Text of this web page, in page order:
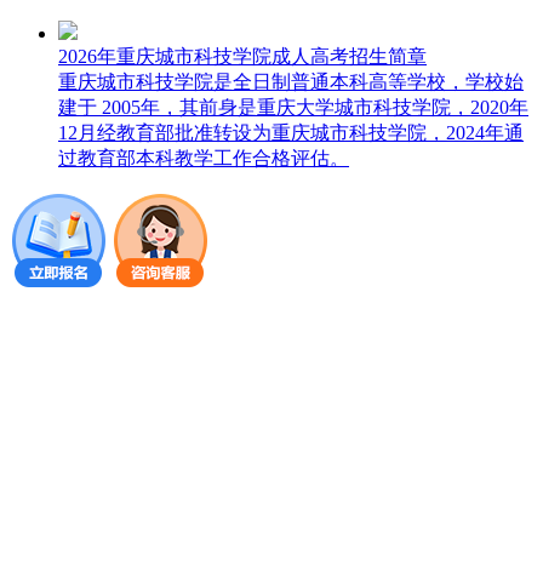
2026年重庆城市科技学院成人高考招生简章
重庆城市科技学院是全日制普通本科高等学校，学校始
建于 2005年，其前身是重庆大学城市科技学院，2020年
12月经教育部批准转设为重庆城市科技学院，2024年通
过教育部本科教学工作合格评估。